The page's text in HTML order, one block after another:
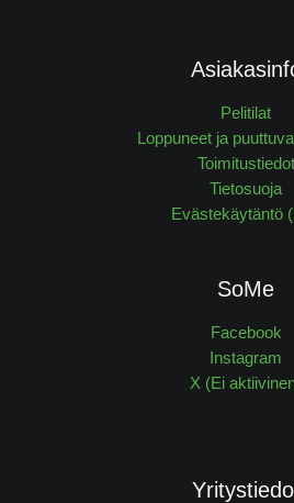
Pelitilat
Loppuneet ja
Toimitustiedot
Tietosuoja
Evästekäytäntö
SoMe
Facebook
Instagram
X (Ei